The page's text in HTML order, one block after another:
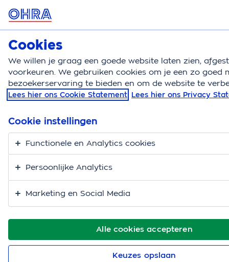
MENU
Zorgverzekering
Zorgverzekering Blog 10 tips ondersteuning
Hoe ondersteun je de
mantelzorger? 10 tips
met impact.
Cookies
We willen je graag een goede website laten zien,
voorkeuren. We gebruiken cookies om je een zo goed
bezoekerservaring te bieden en om de website te
Lees hier ons Cookie Statement Lees hier ons Privacy
Alle cookies accepteren
Cookie instellingen
Functionele en Analytics cookies
Persoonlijke Analytics
Marketing en Social Media
Keuzes opslaan